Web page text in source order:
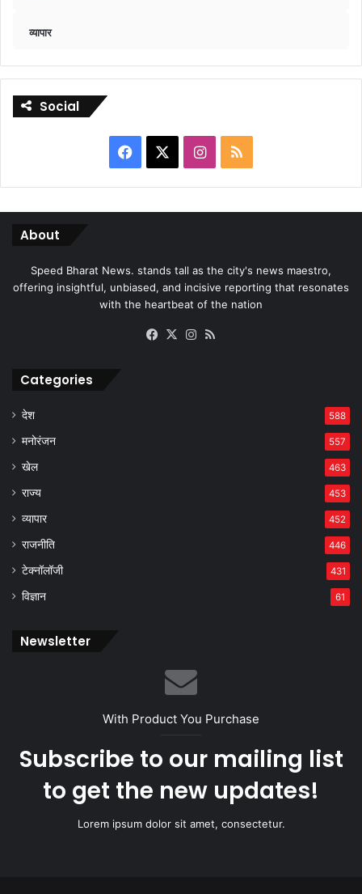
व्यापार
Social
Facebook Instagram
RSS
About
Speed Bharat News. stands tall as the city's news maestro,
offering insightful, unbiased, and incisive reporting that resonates
with the heartbeat of the nation
Facebook
X Instagram
Categories
देश 588
मनोरंजन 557
खेल 463
राज्य 453
व्यापार 452
राजनीति 446
टेक्नॉलॉजी 431
विज्ञान 61
Newsletter
With Product You Purchase
Subscribe to our mailing list
to get the new updates!
Lorem ipsum dolor sit amet, consectetur.